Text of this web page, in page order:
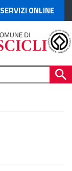
SERVIZI ONLINE